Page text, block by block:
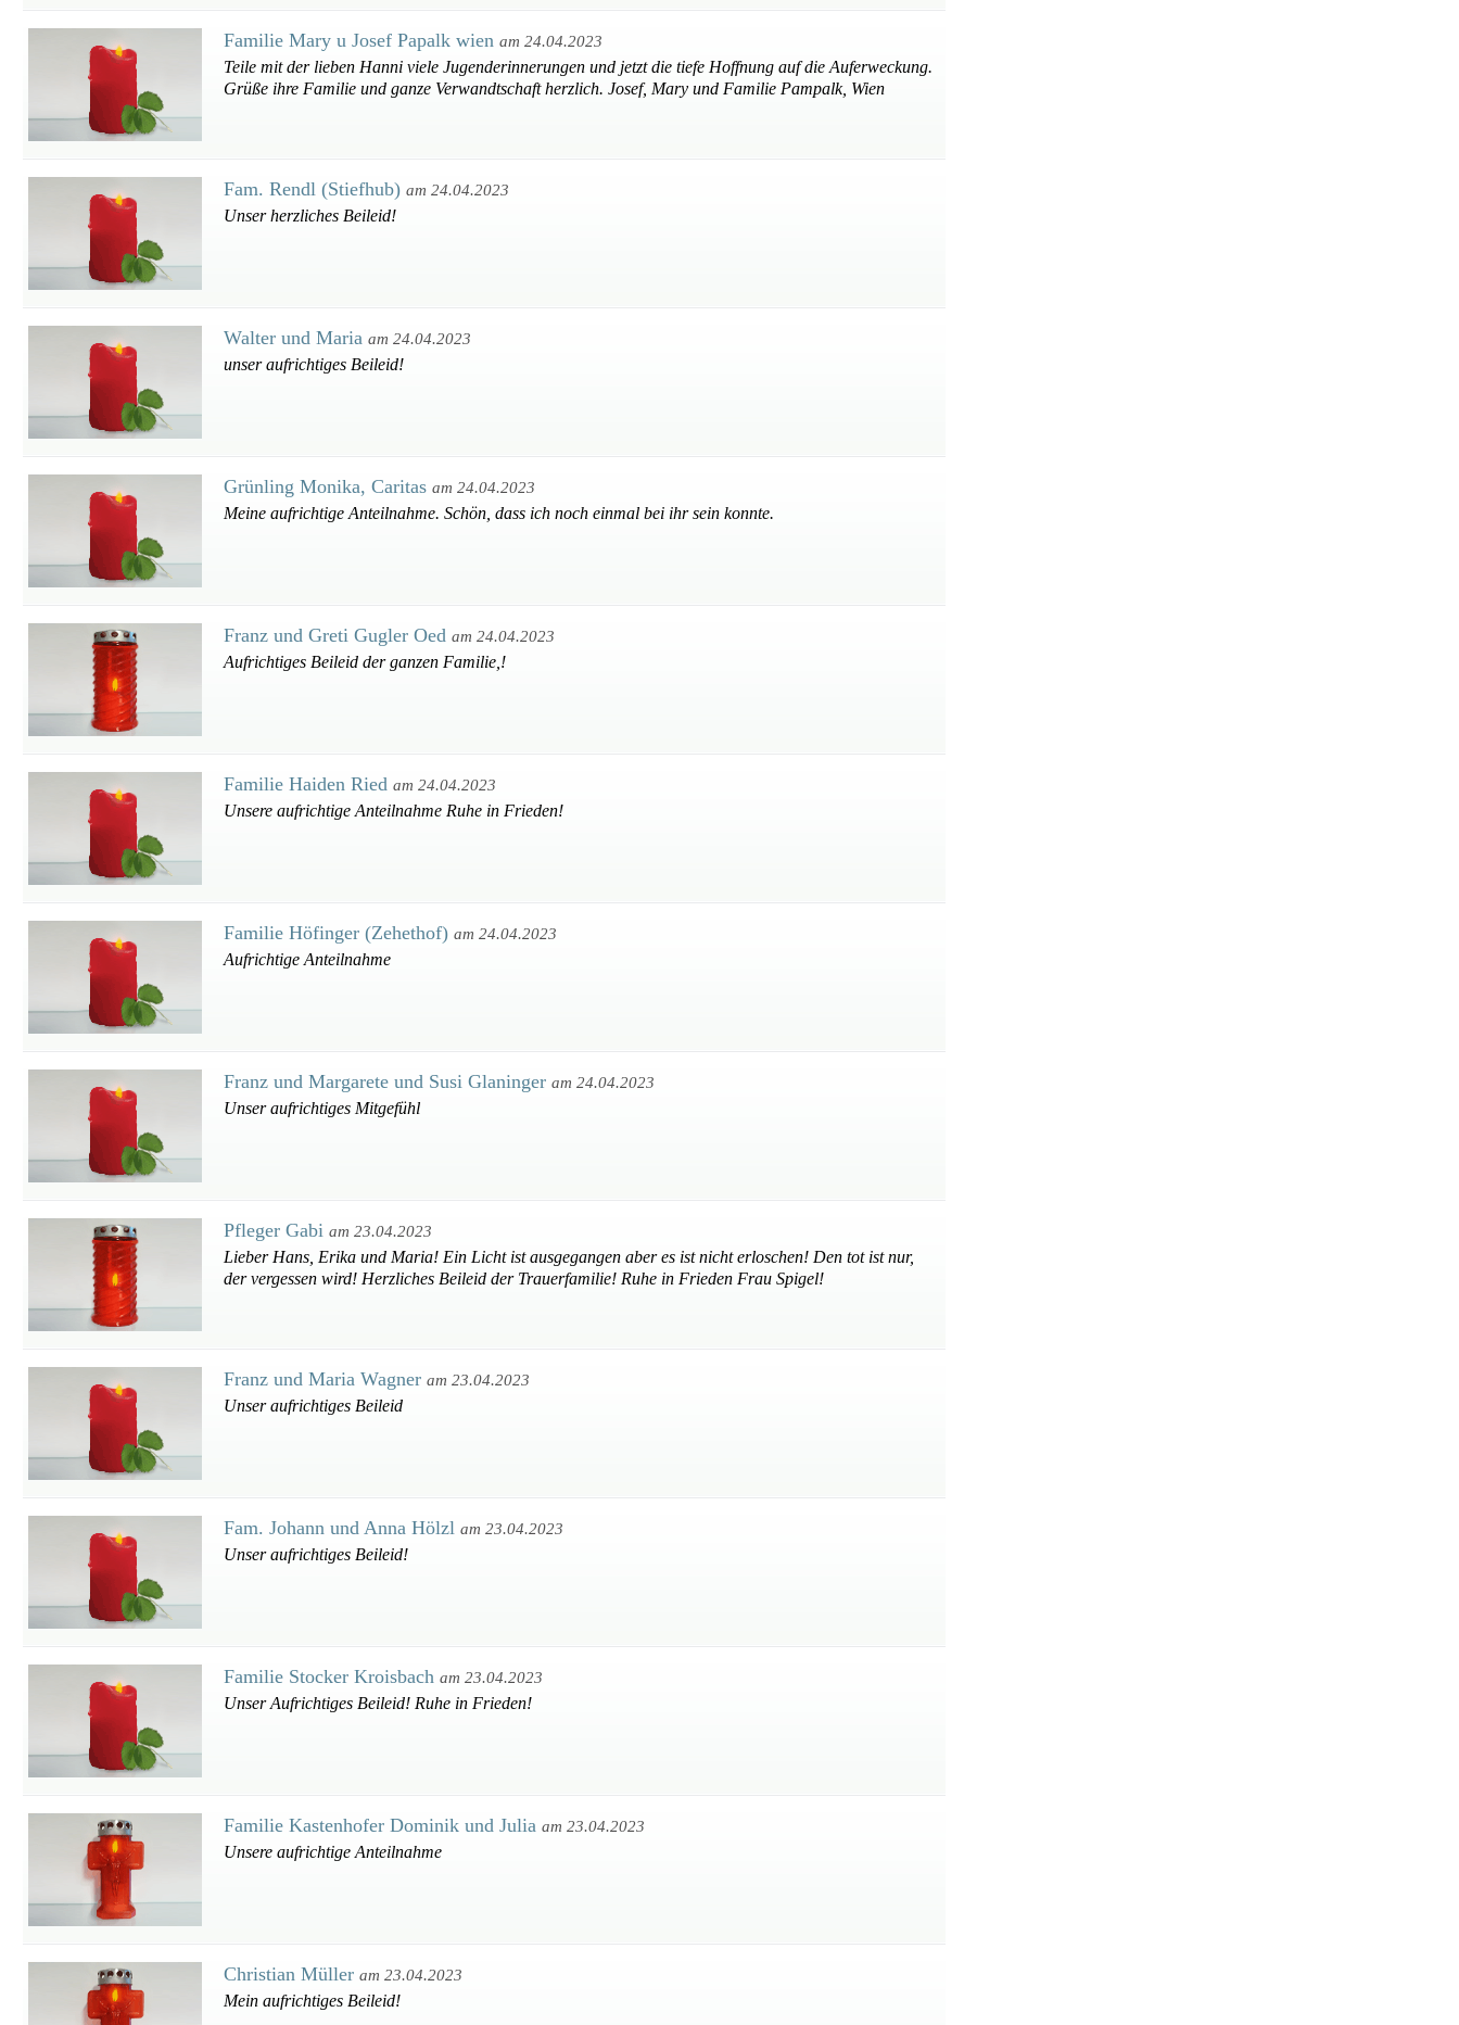
Familie Mary u Josef Papalk wien am 24.04.2023
Teile mit der lieben Hanni viele Jugenderinnerungen und jetzt die tiefe Hoffnung auf die Auferweckung.
Grüße ihre Familie und ganze Verwandtschaft herzlich. Josef, Mary und Familie Pampalk, Wien
Fam. Rendl (Stiefhub) am 24.04.2023
Unser herzliches Beileid!
Walter und Maria am 24.04.2023
unser aufrichtiges Beileid!
Grünling Monika, Caritas am 24.04.2023
Meine aufrichtige Anteilnahme. Schön, dass ich noch einmal bei ihr sein konnte.
Franz und Greti Gugler Oed am 24.04.2023
Aufrichtiges Beileid der ganzen Familie,!
Familie Haiden Ried am 24.04.2023
Unsere aufrichtige Anteilnahme Ruhe in Frieden!
Familie Höfinger (Zehethof) am 24.04.2023
Aufrichtige Anteilnahme
Franz und Margarete und Susi Glaninger am 24.04.2023
Unser aufrichtiges Mitgefühl
Pfleger Gabi am 23.04.2023
Lieber Hans, Erika und Maria! Ein Licht ist ausgegangen aber es ist nicht erloschen! Den tot ist nur,
der vergessen wird! Herzliches Beileid der Trauerfamilie! Ruhe in Frieden Frau Spigel!
Franz und Maria Wagner am 23.04.2023
Unser aufrichtiges Beileid
Fam. Johann und Anna Hölzl am 23.04.2023
Unser aufrichtiges Beileid!
Familie Stocker Kroisbach am 23.04.2023
Unser Aufrichtiges Beileid! Ruhe in Frieden!
Familie Kastenhofer Dominik und Julia am 23.04.2023
Unsere aufrichtige Anteilnahme
Christian Müller am 23.04.2023
Mein aufrichtiges Beileid!